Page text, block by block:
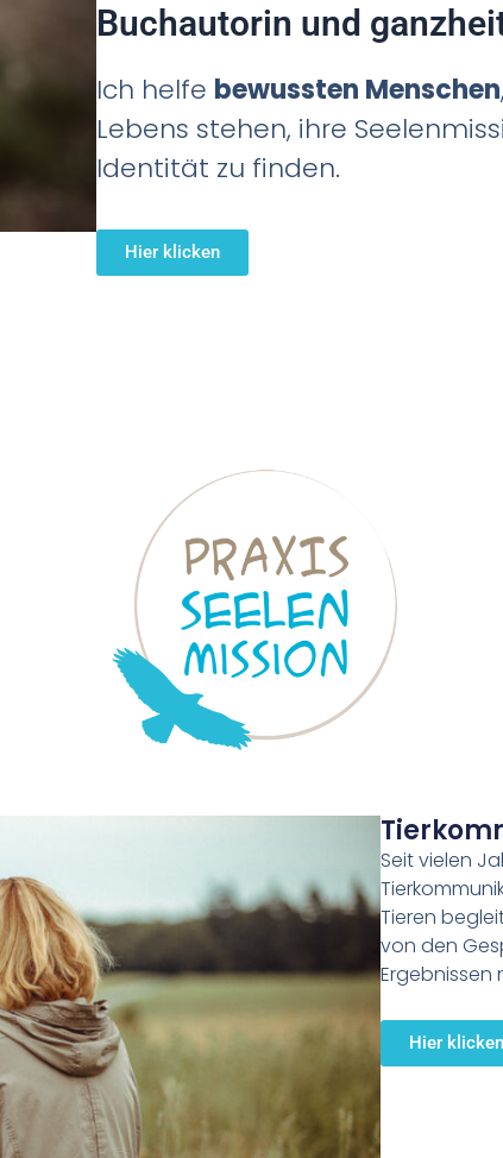
Buchautorin und
Ich helfe bewussten Menschen
Lebens stehen, ihre
Identität zu finden.
Hier klicken
Seit vielen
Tieren
von den
Ergebnissen
Hier klicken